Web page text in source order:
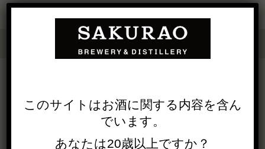
会社概要
社長挨拶
採用情報
このサイトは お酒に関する内容を含ん
でいます。
あなたは20歳以上ですか？